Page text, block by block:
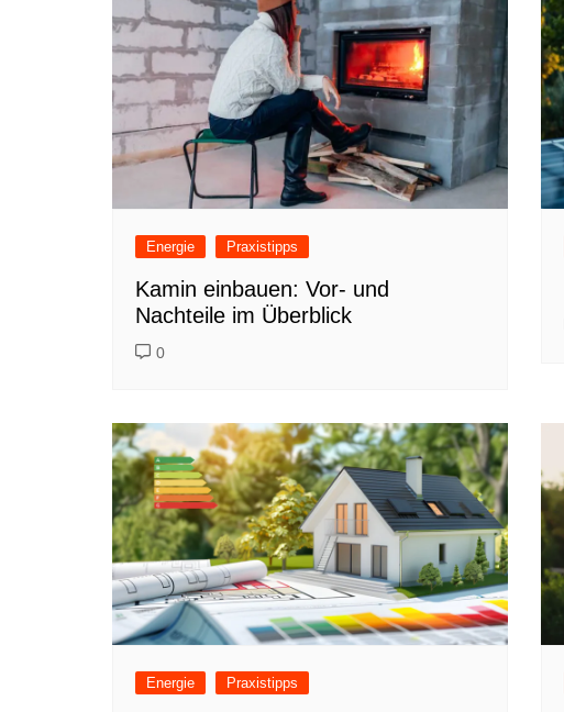
Energie Praxistipps
Kamin einbauen: Vor- und
Nachteile im Überblick
0
Energie Praxistipps